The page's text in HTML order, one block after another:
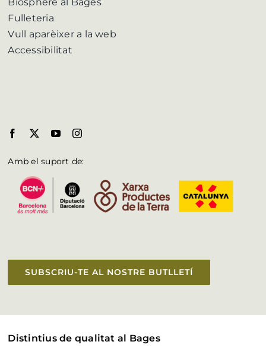
Fulleteria
Vull aparèixer a la web
Accessibilitat
Amb el suport de:
SUBSCRIU-TE AL NOSTRE BUTLLETÍ
Distintius de qualitat al Bages